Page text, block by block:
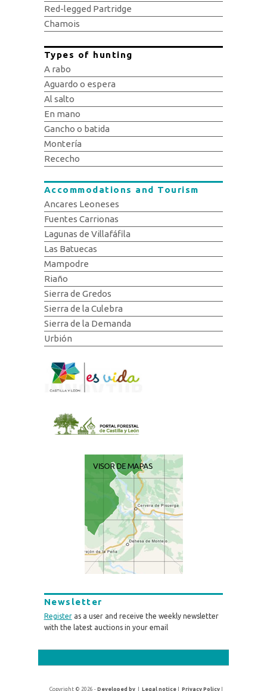
Red-legged Partridge
Chamois
Types of hunting
A rabo
Aguardo o espera
Al salto
En mano
Gancho o batida
Montería
Rececho
Accommodations and Tourism
Ancares Leoneses
Fuentes Carrionas
Lagunas de Villafáfila
Las Batuecas
Mampodre
Riaño
Sierra de Gredos
Sierra de la Culebra
Sierra de la Demanda
Urbión
Newsletter
Registeras a user and receive the weekly newsletter
with the latest auctions in your email
Copyright © 2026 -Developed by |Legal notice |Privacy Policy